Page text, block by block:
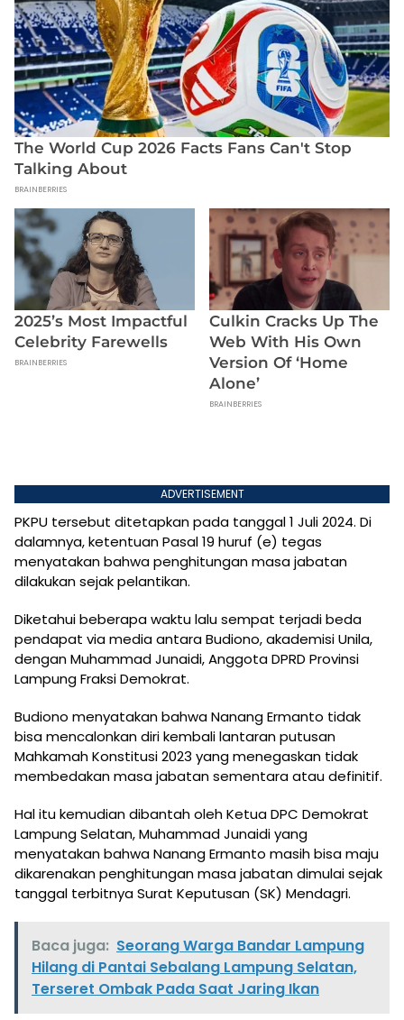
ADVERTISEMENT
PKPU tersebut ditetapkan pada tanggal 1 Juli 2024. Di
dalamnya, ketentuan Pasal 19 huruf (e) tegas
menyatakan bahwa penghitungan masa jabatan
dilakukan sejak pelantikan.
Diketahui beberapa waktu lalu sempat terjadi beda
pendapat via media antara Budiono, akademisi Unila,
dengan Muhammad Junaidi, Anggota DPRD Provinsi
Lampung Fraksi Demokrat.
Budiono menyatakan bahwa Nanang Ermanto tidak
bisa mencalonkan diri kembali lantaran putusan
Mahkamah Konstitusi 2023 yang menegaskan tidak
membedakan masa jabatan sementara atau definitif.
Hal itu kemudian dibantah oleh Ketua DPC Demokrat
Lampung Selatan, Muhammad Junaidi yang
menyatakan bahwa Nanang Ermanto masih bisa maju
dikarenakan penghitungan masa jabatan dimulai sejak
tanggal terbitnya Surat Keputusan (SK) Mendagri.
Baca juga: Seorang Warga Bandar Lampung
Hilang di Pantai Sebalang Lampung Selatan,
Terseret Ombak Pada Saat Jaring Ikan